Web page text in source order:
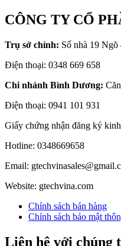
CÔNG TY CỔ
Trụ sở chính: Số nhà 19
Điện thoại: 0348 669 658
Chi nhánh Bình Dương:
Điện thoại: 0941 101 931
Giấy chứng nhận đăng ký
Hotline: 0348669658
Email:
Website: gtechvina.com
Chính sách bán hàng
Chính sách bảo mật
Liên hệ với chúng